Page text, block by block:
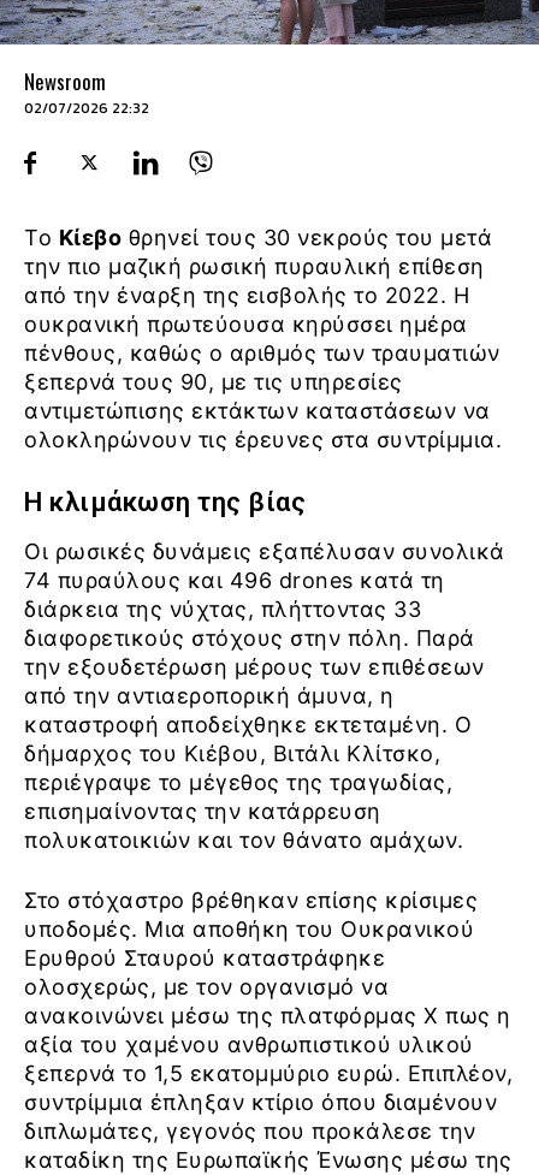
Newsroom
02/07/2026 22:32
Το Κίεβο θρηνεί τους 30 νεκρούς του μετά
την πιο μαζική ρωσική πυραυλική επίθεση
από την έναρξη της εισβολής το 2022. Η
ουκρανική πρωτεύουσα κηρύσσει ημέρα
πένθους, καθώς ο αριθμός των τραυματιών
ξεπερνά τους 90, με τις υπηρεσίες
αντιμετώπισης εκτάκτων καταστάσεων να
ολοκληρώνουν τις έρευνες στα συντρίμμια.
Η κλιμάκωση της βίας
Οι ρωσικές δυνάμεις εξαπέλυσαν συνολικά
74 πυραύλους και 496 drones κατά τη
διάρκεια της νύχτας, πλήττοντας 33
διαφορετικούς στόχους στην πόλη. Παρά
την εξουδετέρωση μέρους των επιθέσεων
από την αντιαεροπορική άμυνα, η
καταστροφή αποδείχθηκε εκτεταμένη. Ο
δήμαρχος του Κιέβου, Βιτάλι Κλίτσκο,
περιέγραψε το μέγεθος της τραγωδίας,
επισημαίνοντας την κατάρρευση
πολυκατοικιών και τον θάνατο αμάχων.
Στο στόχαστρο βρέθηκαν επίσης κρίσιμες
υποδομές. Μια αποθήκη του Ουκρανικού
Ερυθρού Σταυρού καταστράφηκε
ολοσχερώς, με τον οργανισμό να
ανακοινώνει μέσω της πλατφόρμας Χ πως η
αξία του χαμένου ανθρωπιστικού υλικού
ξεπερνά το 1,5 εκατομμύριο ευρώ. Επιπλέον,
συντρίμμια έπληξαν κτίριο όπου διαμένουν
διπλωμάτες, γεγονός που προκάλεσε την
καταδίκη της Ευρωπαϊκής Ένωσης μέσω της